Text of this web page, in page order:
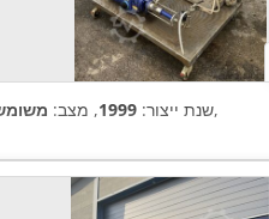
שנת ייצור: 1999, מצב: ,